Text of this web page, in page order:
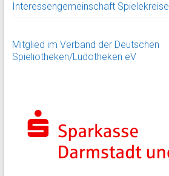
Interessengemeinschaft Spielekreise
Mitglied im Verband der Deutschen
Spieliotheken/Ludotheken eV